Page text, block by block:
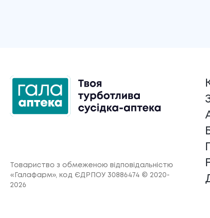
Товариство з обмеженою відповідальністю
«Галафарм», код ЄДРПОУ 30886474 © 2020-
2026